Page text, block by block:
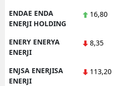
ENDAE ENDA
ENERJI HOLDING
16,80
ENERY ENERYA
ENERJI
8,35
ENJSA ENERJISA
ENERJI
113,20